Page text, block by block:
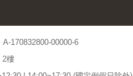
170832800-00000-6
2樓